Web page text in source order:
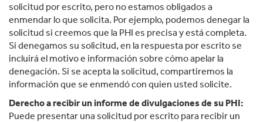
solicitud por escrito, pero no estamos obligados a
enmendar lo que solicita. Por ejemplo, podemos denegar la
solicitud si creemos que la PHI es precisa y está completa.
Si denegamos su solicitud, en la respuesta por escrito se
incluirá el motivo e información sobre cómo apelar la
denegación. Si se acepta la solicitud, compartiremos la
información que se enmendó con quien usted solicite.
Derecho a recibir un informe de divulgaciones de su PHI:
Puede presentar una solicitud por escrito para recibir un